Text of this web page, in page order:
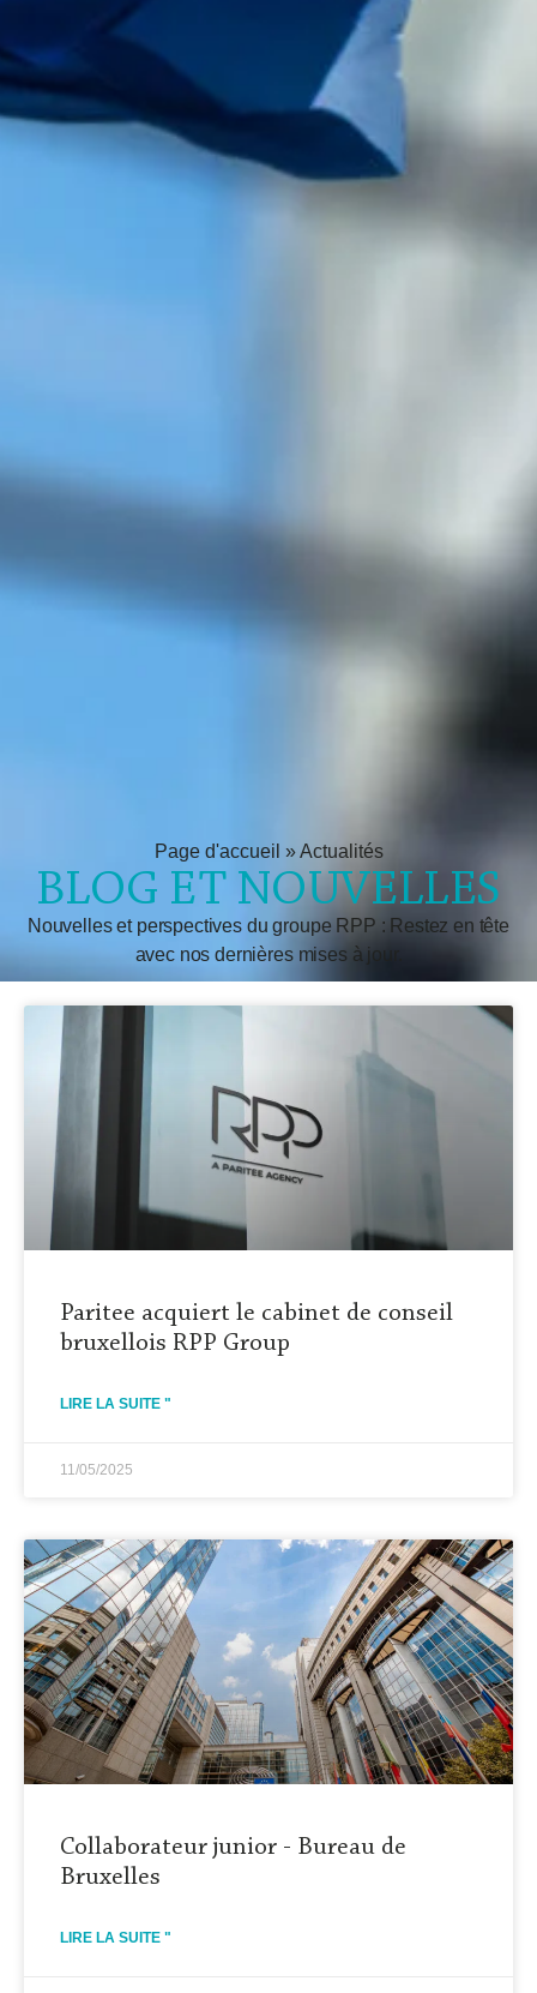
Page d'accueil »Actualités
BLOG ET NOUVELLES
Nouvelles et perspectives du groupe RPP : Restez en tête
avec nos dernières mises à jour.
Paritee acquiert le cabinet de conseil
bruxellois RPP Group
LIRE LA SUITE "
11/05/2025
Collaborateur junior - Bureau de
Bruxelles
LIRE LA SUITE "